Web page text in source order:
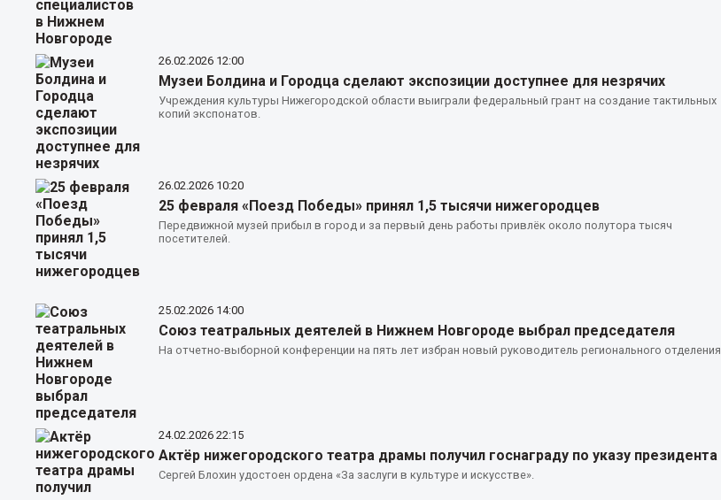
26.02.2026 12:00
Музеи Болдина и Городца сделают экспозиции доступнее для незрячих
Учреждения культуры Нижегородской области выиграли федеральный грант на создание тактильных
копий экспонатов.
26.02.2026 10:20
25 февраля «Поезд Победы» принял 1,5 тысячи нижегородцев
Передвижной музей прибыл в город и за первый день работы привлёк около полутора тысяч
посетителей.
25.02.2026 14:00
Союз театральных деятелей в Нижнем Новгороде выбрал председателя
На отчетно-выборной конференции на пять лет избран новый руководитель регионального отделения.
24.02.2026 22:15
Актёр нижегородского театра драмы получил госнаграду по указу президента
Сергей Блохин удостоен ордена «За заслуги в культуре и искусстве».